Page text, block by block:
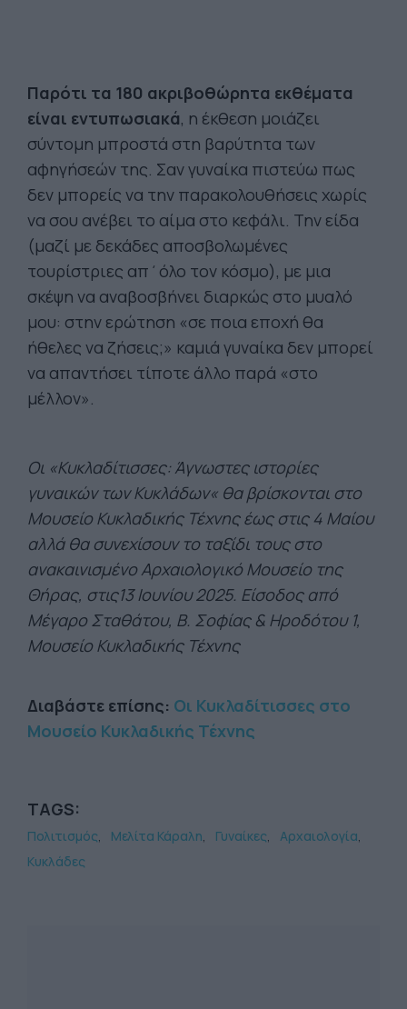
Παρότι τα 180 ακριβοθώρητα εκθέματα
είναι εντυπωσιακά, η έκθεση μοιάζει
σύντομη μπροστά στη βαρύτητα των
αφηγήσεών της. Σαν γυναίκα πιστεύω πως
δεν μπορείς να την παρακολουθήσεις χωρίς
να σου ανέβει το αίμα στο κεφάλι. Την είδα
(μαζί με δεκάδες αποσβολωμένες
τουρίστριες απ΄όλο τον κόσμο), με μια
σκέψη να αναβοσβήνει διαρκώς στο μυαλό
μου: στην ερώτηση «σε ποια εποχή θα
ήθελες να ζήσεις;» καμιά γυναίκα δεν μπορεί
να απαντήσει τίποτε άλλο παρά «στο
μέλλον».
Οι «Κυκλαδίτισσες: Άγνωστες ιστορίες
γυναικών των Κυκλάδων« θα βρίσκονται στο
Μουσείο Κυκλαδικής Τέχνης έως στις 4 Μαίου
αλλά θα συνεχίσουν το ταξίδι τους στο
ανακαινισμένο Αρχαιολογικό Μουσείο της
Θήρας, στις13 Ιουνίου 2025. Είσοδος από
Μέγαρο Σταθάτου, Β. Σοφίας & Ηροδότου 1,
Μουσείο Κυκλαδικής Τέχνης
Διαβάστε επίσης: Οι Κυκλαδίτισσες στο
Μουσείο Κυκλαδικής Τέχνης
TAGS:
Πολιτισμός Μελίτα Κάραλη Γυναίκες
Αρχαιολογία
Κυκλάδες